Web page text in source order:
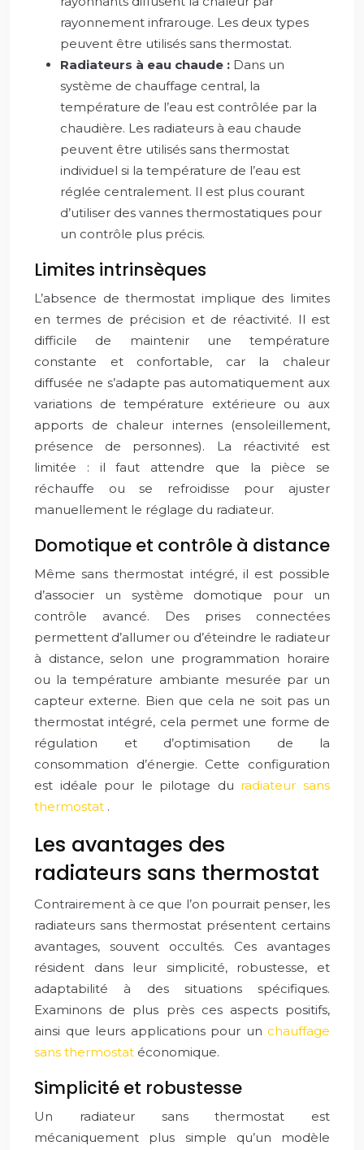
rayonnement infrarouge. Les deux types
peuvent être utilisés sans thermostat.
Radiateurs à eau chaude : Dans un
système de chauffage central, la
température de l’eau est contrôlée par la
chaudière. Les radiateurs à eau chaude
peuvent être utilisés sans thermostat
individuel si la température de l’eau est
réglée centralement. Il est plus courant
d’utiliser des vannes thermostatiques pour
un contrôle plus précis.
Limites intrinsèques
L’absence de thermostat implique des limites
en termes de précision et de réactivité. Il est
difficile de maintenir une température
constante et confortable, car la chaleur
diffusée ne s’adapte pas automatiquement aux
variations de température extérieure ou aux
apports de chaleur internes (ensoleillement,
présence de personnes). La réactivité est
limitée : il faut attendre que la pièce se
réchauffe ou se refroidisse pour ajuster
manuellement le réglage du radiateur.
Domotique et contrôle à distance
Même sans thermostat intégré, il est possible
d’associer un système domotique pour un
contrôle avancé. Des prises connectées
permettent d’allumer ou d’éteindre le radiateur
à distance, selon une programmation horaire
ou la température ambiante mesurée par un
capteur externe. Bien que cela ne soit pas un
thermostat intégré, cela permet une forme de
régulation et d’optimisation de la
consommation d’énergie. Cette configuration
est idéale pour le pilotage du radiateur sans
thermostat .
Les avantages des
radiateurs sans thermostat
Contrairement à ce que l’on pourrait penser, les
radiateurs sans thermostat présentent certains
avantages, souvent occultés. Ces avantages
résident dans leur simplicité, robustesse, et
adaptabilité à des situations spécifiques.
Examinons de plus près ces aspects positifs,
ainsi que leurs applications pour un chauffage
sans thermostat économique.
Simplicité et robustesse
Un radiateur sans thermostat est
mécaniquement plus simple qu’un modèle